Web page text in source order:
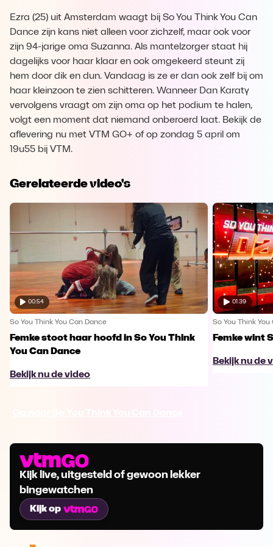
Ezra (25) uit Amsterdam waagt bij So You Think You Can
Dance zijn kans niet alleen voor zichzelf, maar ook voor
zijn 94-jarige oma Suzanna. Als mantelzorger staat hij
dagelijks voor haar klaar en ook omgekeerd steunt zij
hem door dik en dun. Vandaag is ze er dan ook zelf bij om
haar kleinzoon te zien schitteren. Wanneer Dan Karaty
vervolgens vraagt om zijn oma op het podium te halen,
volgt een moment dat niemand onberoerd laat. Bekijk de
aflevering nu met VTM GO+ of op zondag 5 april om
19u55 bij VTM.
Gerelateerde video's
00:54
So You Think You Can Dance
Femke stoot haar hoofd in So You Think
You Can Dance
Bekijk nu de video
01:39
So You Think You
Femke wint
Bekijk nu de
Kijk live, uitgesteld of gewoon lekker
bingewatchen
Kijk op